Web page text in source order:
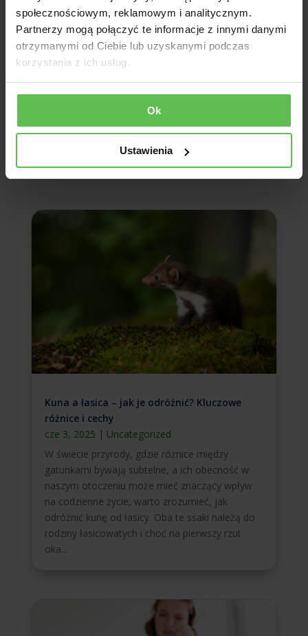
społecznościowym, reklamowym i analitycznym.
Partnerzy mogą połączyć te informacje z innymi danymi
otrzymanymi od Ciebie lub uzyskanymi podczas
korzystania z ich usług.
Ok
Ustawienia
Kuna a łasica – jak je odróżnić? Kluczowe
różnice i cechy
cze 3, 2025 | Uncategorized
W świecie przyrody, gdzie różnice między
gatunkami bywają subtelne, a ich obecność w
naszym otoczeniu może mieć znaczący wpływ
na codzienne życie, warto zrozumieć, jak
odróżnić kunę od łasicy. Oba te ssaki należą do
rodziny łasicowatych i choć na pierwszy rzut
oka...